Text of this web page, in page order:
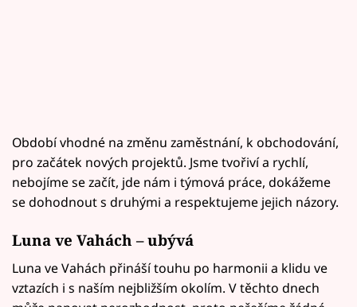
Období vhodné na změnu zaměstnání, k obchodování,
pro začátek nových projektů. Jsme tvořiví a rychlí,
nebojíme se začít, jde nám i týmová práce, dokážeme
se dohodnout s druhými a respektujeme jejich názory.
Luna ve Vahách – ubývá
Luna ve Vahách přináší touhu po harmonii a klidu ve
vztazích i s naším nejbližším okolím. V těchto dnech